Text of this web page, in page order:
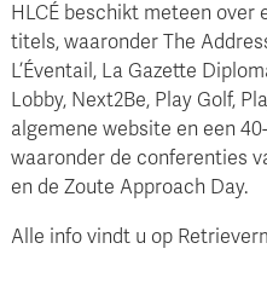
HLCÉ beschikt meteen over
titels, waaronder The
L’Éventail, La Gazette
Lobby, Next2Be, Play Golf,
algemene website en een
waaronder de conferenties
en de Zoute Approach Day.
Alle info vindt u op